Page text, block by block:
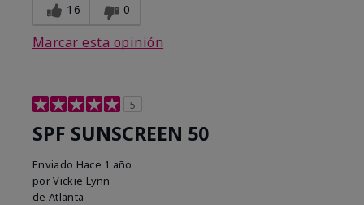
16 0
Marcar esta opinión
5
SPF SUNSCREEN 50
Enviado Hace 1 año
porVickie Lynn
de Atlanta